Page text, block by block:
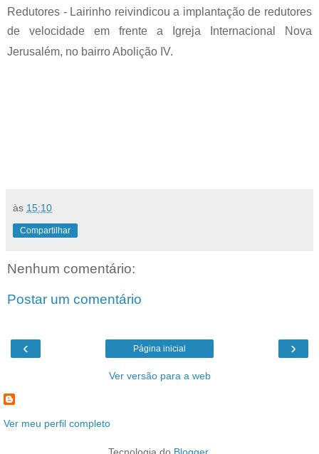
Redutores - Lairinho reivindicou a implantação de redutores
de velocidade em frente a Igreja Internacional Nova
Jerusalém, no bairro Abolição IV.
às 15:10
Compartilhar
Nenhum comentário:
Postar um comentário
‹ ›
Página inicial
Ver versão para a web
Ver meu perfil completo